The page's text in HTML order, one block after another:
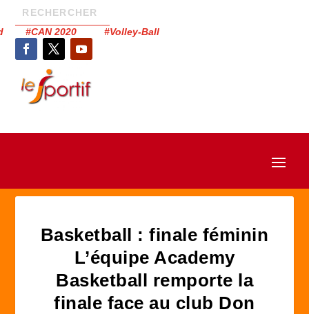
#CAN 2020 #Volley-Ball
Basketball : finale féminin
L’équipe Academy
Basketball remporte la
finale face au club Don